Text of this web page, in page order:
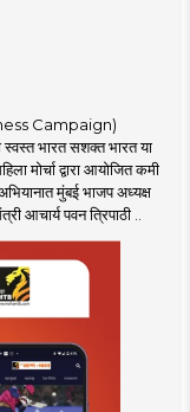
Campaign)
स्वस्त भारत सशक्त भारत या
मोर्चा द्वारा आयोजित कमी
मुंबई भाजप अध्यक्ष
आचार्य पवन त्रिपाठी ..